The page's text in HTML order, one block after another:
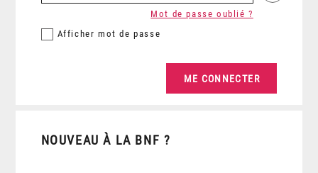
Afficher mot de passe
Mot de passe oublié ?
NOUVEAU À LA BNF ?